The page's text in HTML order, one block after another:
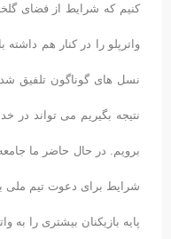
کنیم که شرایط از فضای
واترپلو را در کنار هم
نسل های گوناگون تلفیق
نتیجه بگیریم می تواند در
برویم. در حال حاضر ما
پایه بازیکنان بیشتری را به